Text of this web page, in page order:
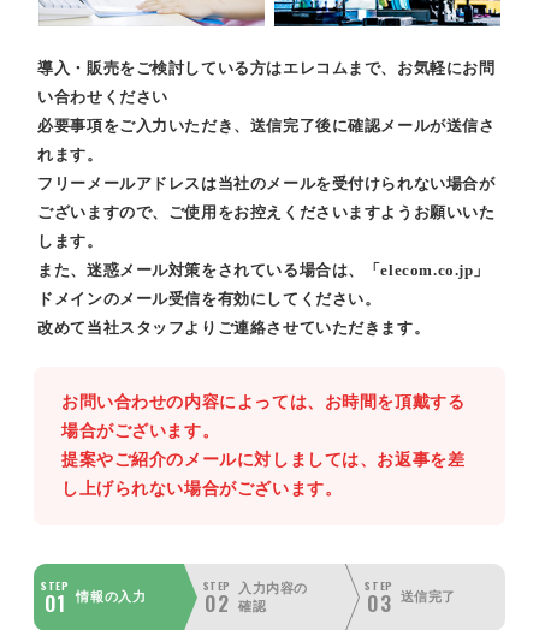
導入・販売をご検討している方はエレコムまで、お気軽にお問
い合わせください
必要事項をご入力いただき、送信完了後に確認メールが送信さ
れます。
フリーメールアドレスは当社のメールを受付けられない場合が
ございますので、ご使用をお控えくださいますようお願いいた
します。
また、迷惑メール対策をされている場合は、「elecom.co.jp」
ドメインのメール受信を有効にしてください。
改めて当社スタッフよりご連絡させていただきます。
お問い合わせの内容によっては、お時間を頂戴する
場合がございます。
提案やご紹介のメールに対しましては、お返事を差
し上げられない場合がございます。
STEP
01 情報の入力
STEP
02
入力内容の
確認
STEP
03 送信完了